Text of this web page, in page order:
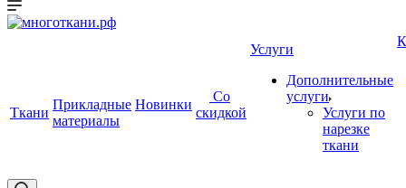
Ткани
Прикладные
материалы
Новинки
Со
скидкой
Услуги
Дополнительные
услуги
Услуги по
нарезке
ткани